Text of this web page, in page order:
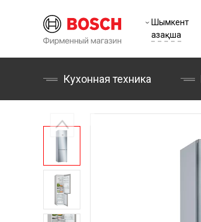
Шымкент
Қазақша
Кухонная техника